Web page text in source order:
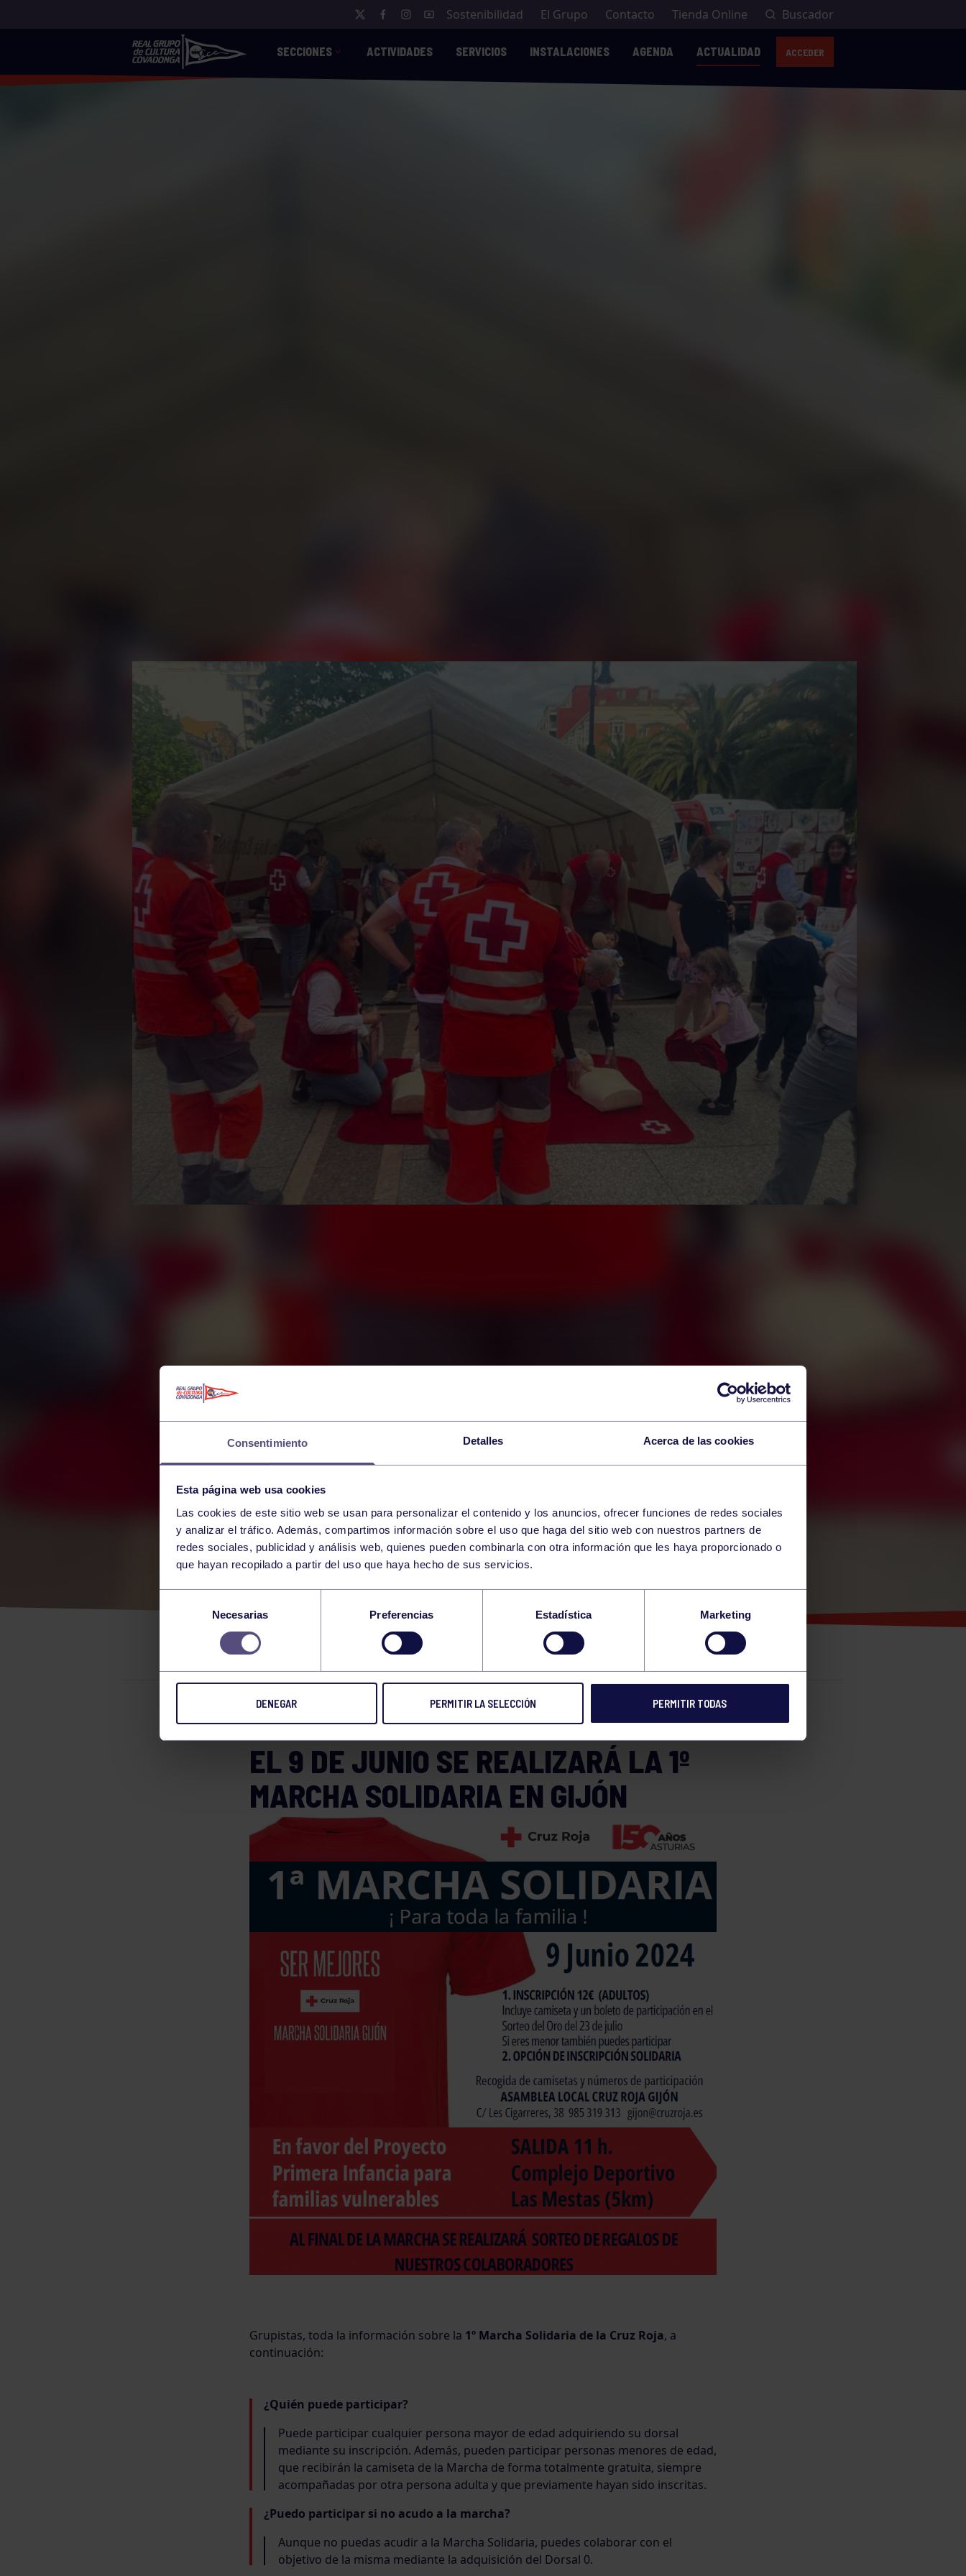
Consentimiento Detalles Acerca de las cookies
Esta página web usa cookies
Las cookies de este sitio web se usan para personalizar el contenido y los anuncios, ofrecer funciones de redes sociales
y analizar el tráfico. Además, compartimos información sobre el uso que haga del sitio web con nuestros partners de
redes sociales, publicidad y análisis web, quienes pueden combinarla con otra información que les haya proporcionado o
que hayan recopilado a partir del uso que haya hecho de sus servicios.
consentimiento
Necesarias Preferencias Estadística Marketing
DENEGAR PERMITIR LA SELECCIÓN PERMITIR TODAS
Sostenibilidad El Grupo Contacto Tienda Online Buscador
SECCIONES ACTIVIDADES SERVICIOS INSTALACIONES AGENDA ACTUALIDAD ACCEDER
MARCHA SOLIDARIA PARA
TODA LA FAMILIA
El grupo informa
EL 9 DE JUNIO SE REALIZARÁ LA 1º
MARCHA SOLIDARIA EN GIJÓN
Grupistas, toda la información sobre la 1º Marcha Solidaria de la Cruz Roja, a
continuación:
¿Quién puede participar?
Puede participar cualquier persona mayor de edad adquiriendo su dorsal
mediante su inscripción. Además, pueden participar personas menores de edad,
que recibirán la camiseta de la Marcha de forma totalmente gratuita, siempre
acompañadas por otra persona adulta y que previamente hayan sido inscritas.
¿Puedo participar si no acudo a la marcha?
Aunque no puedas acudir a la Marcha Solidaria, puedes colaborar con el
objetivo de la misma mediante la adquisición del Dorsal 0.